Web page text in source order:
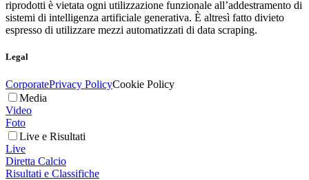
riprodotti è vietata ogni utilizzazione funzionale all’addestramento di
sistemi di intelligenza artificiale generativa. È altresì fatto divieto
espresso di utilizzare mezzi automatizzati di data scraping.
Legal
CorporatePrivacy PolicyCookie Policy
Media
Video
Foto
Live e Risultati
Live
Diretta Calcio
Risultati e Classifiche